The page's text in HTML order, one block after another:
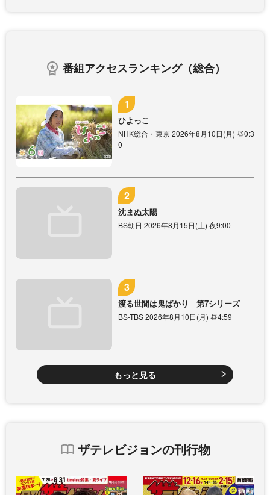
番組アクセスランキング（総合）
ひよっこ
NHK総合・東京 2026年8月10日(月) 昼0:3
0
沈まぬ太陽
BS朝日 2026年8月15日(土) 夜9:00
渡る世間は鬼ばかり 第7シリーズ
BS-TBS 2026年8月10日(月) 昼4:59
もっと見る
ザテレビジョンの刊行物